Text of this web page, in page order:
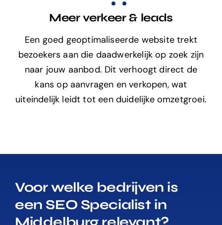
Meer verkeer & leads
Een goed geoptimaliseerde website trekt
bezoekers aan die daadwerkelijk op zoek zijn
naar jouw aanbod. Dit verhoogt direct de
kans op aanvragen en verkopen, wat
uiteindelijk leidt tot een duidelijke omzetgroei.
Voor welke bedrijven is
een SEO Specialist in